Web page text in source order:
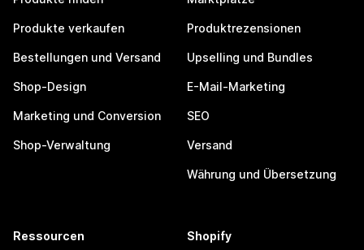
Produkte verkaufen
Bestellungen und Versand
Shop-Design
Marketing und Conversion
Shop-Verwaltung
Produktrezensionen
Upselling und Bundles
E-Mail-Marketing
SEO
Versand
Währung und Übersetzung
Ressourcen Shopify